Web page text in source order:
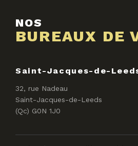
NOS
BUREAUX DE
Saint-Jacques-de-
32, rue Nadeau
Saint-Jacques-de-Leeds
(Qc) G0N 1J0